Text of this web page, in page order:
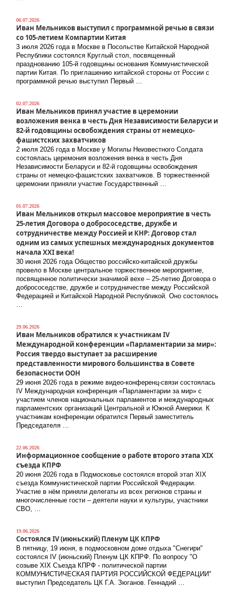
06.07.2026
Иван Мельников выступил с программной речью в связи
со 105-летием Компартии Китая
3 июля 2026 года в Москве в Посольстве Китайской Народной
Республики состоялся Круглый стол, посвященный
празднованию 105-й годовщины основания Коммунистической
партии Китая. По приглашению китайской стороны от России с
программной речью выступил Первый …
02.07.2026
Иван Мельников принял участие в церемонии
возложения венка в честь Дня Независимости Беларуси и
82-й годовщины освобождения страны от немецко-
фашистских захватчиков
2 июля 2026 года в Москве у Могилы Неизвестного Солдата
состоялась церемония возложения венка в честь Дня
Независимости Беларуси и 82-й годовщины освобождения
страны от немецко-фашистских захватчиков. В торжественной
церемонии приняли участие Государственный …
01.07.2026
Иван Мельников открыл массовое мероприятие в честь
25-летия Договора о добрососедстве, дружбе и
сотрудничестве между Россией и КНР: Договор стал
одним из самых успешных международных документов
начала XXI века!
30 июня 2026 года Общество российско-китайской дружбы
провело в Москве центральное торжественное мероприятие,
посвященное политически значимой вехе – 25-летию Договора о
добрососедстве, дружбе и сотрудничестве между Российской
Федерацией и Китайской Народной Республикой. Оно состоялось
29.06.2026
Иван Мельников обратился к участникам IV
Международной конференции «Парламентарии за мир»:
Россия твердо выступает за расширение
представленности мирового большинства в Совете
безопасности ООН
29 июня 2026 года в режиме видео-конференц-связи состоялась
IV Международная конференция «Парламентарии за мир» с
участием членов национальных парламентов и международных
парламентских организаций Центральной и Южной Америки. К
участникам конференции обратился Первый заместитель
Председателя …
22.06.2026
Информационное сообщение о работе второго этапа XIX
съезда КПРФ
20 июня 2026 года в Подмосковье состоялся второй этап XIX
съезда Коммунистической партии Российской Федерации.
Участие в нём приняли делегаты из всех регионов страны и
многочисленные гости – деятели науки и культуры, участники
СВО, …
19.06.2026
Состоялся IV (июньский) Пленум ЦК КПРФ
В пятницу, 19 июня, в подмосковном доме отдыха "Снегири"
состоялся IV (июньский) Пленум ЦК КПРФ. По вопросу "О
созыве XIX Съезда КПРФ - политической партии
КОММУНИСТИЧЕСКАЯ ПАРТИЯ РОССИЙСКОЙ ФЕДЕРАЦИИ"
выступил Председатель ЦК Г.А. Зюганов. Геннадий …